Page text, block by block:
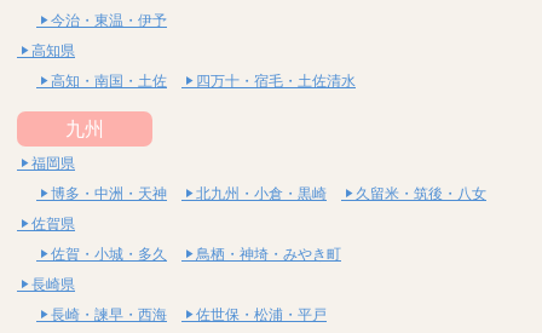
今治・東温・伊予
高知県
高知・南国・土佐
四万十・宿毛・土佐清水
九州
福岡県
博多・中洲・天神
北九州・小倉・黒崎
久留米・筑後・八女
佐賀県
佐賀・小城・多久
鳥栖・神埼・みやき町
長崎県
長崎・諫早・西海
佐世保・松浦・平戸